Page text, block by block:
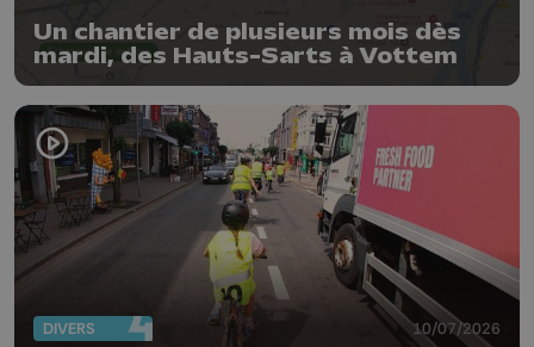
Un chantier de plusieurs mois dès
mardi, des Hauts-Sarts à Vottem
DIVERS 10/07/2026